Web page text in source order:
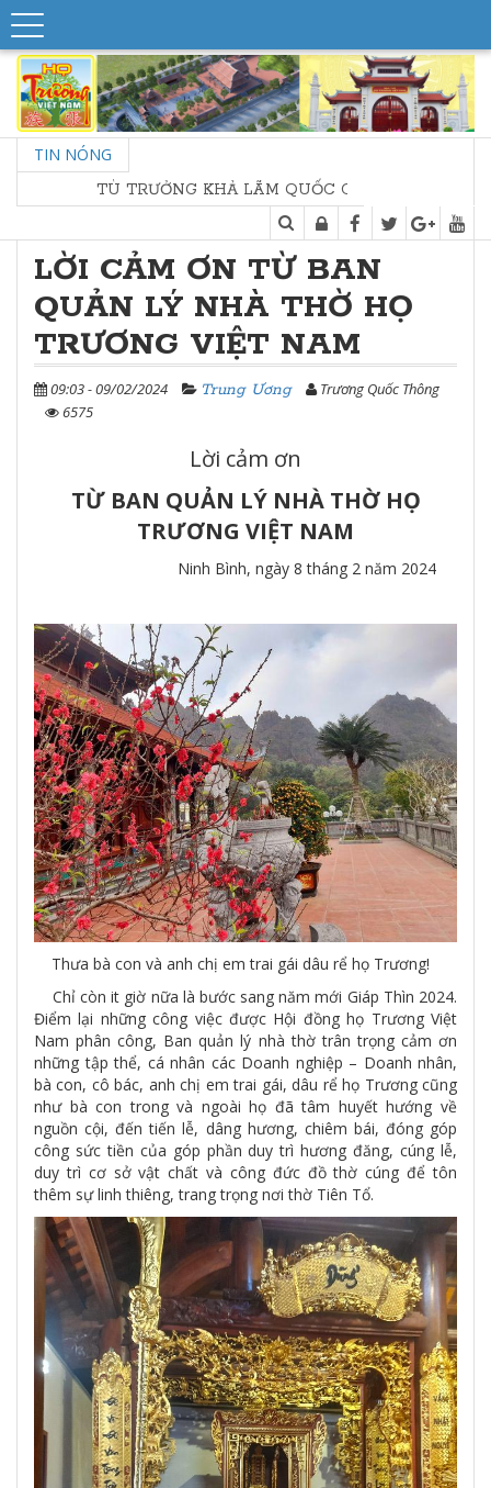
TIN NÓNG
TÙ TRƯỞNG KHẢ LÃM QUỐC CÔNG, SƠN LÂM
LỜI CẢM ƠN TỪ BAN
QUẢN LÝ NHÀ THỜ HỌ
TRƯƠNG VIỆT NAM
09:03 - 09/02/2024 Trung Ương
Trương Quốc Thông
6575
Lời cảm ơn
TỪ BAN QUẢN LÝ NHÀ THỜ HỌ
TRƯƠNG VIỆT NAM
Ninh Bình, ngày 8 tháng 2 năm 2024
Thưa bà con và anh chị em trai gái dâu rể họ Trương!
Chỉ còn it giờ nữa là bước sang năm mới Giáp Thìn 2024.
Điểm lại những công việc được Hội đồng họ Trương Việt
Nam phân công, Ban quản lý nhà thờ trân trọng cảm ơn
những tập thể, cá nhân các Doanh nghiệp – Doanh nhân,
bà con, cô bác, anh chị em trai gái, dâu rể họ Trương cũng
như bà con trong và ngoài họ đã tâm huyết hướng về
nguồn cội, đến tiến lễ, dâng hương, chiêm bái, đóng góp
công sức tiền của góp phần duy trì hương đăng, cúng lễ,
duy trì cơ sở vật chất và công đức đồ thờ cúng để tôn
thêm sự linh thiêng, trang trọng nơi thờ Tiên Tổ.